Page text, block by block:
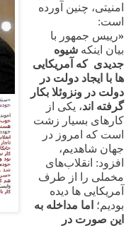
امنیتی، چنین آورده
است:
«رییس جمهور با
بیان اینکه شیوه
جدیدی که آمریکایی
ها با ایجاد دولت در
دولت در ونزوئلا بکار
گرفته اند، یکی از
کارهای بسیار زشت
است که امروز در
جهان شاهدیم،
افزود: انقلاب‌های
مخملی را از طرف
آمریکایی ها دیده
بودیم؛ اما مداخله به
این صورت در